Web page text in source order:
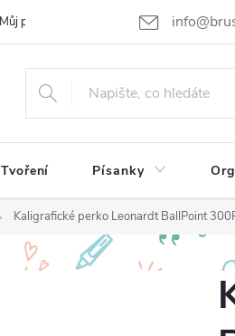
Můj příběh Obchodní podmínky
Tvoření Písanky
Kaligrafické perko Leonardt BallPoint